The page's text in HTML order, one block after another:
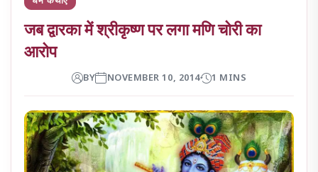
जब द्वारका में श्रीकृष्ण पर लगा मणि चोरी का
आरोप
BY NOVEMBER 10, 2014 1 MINS